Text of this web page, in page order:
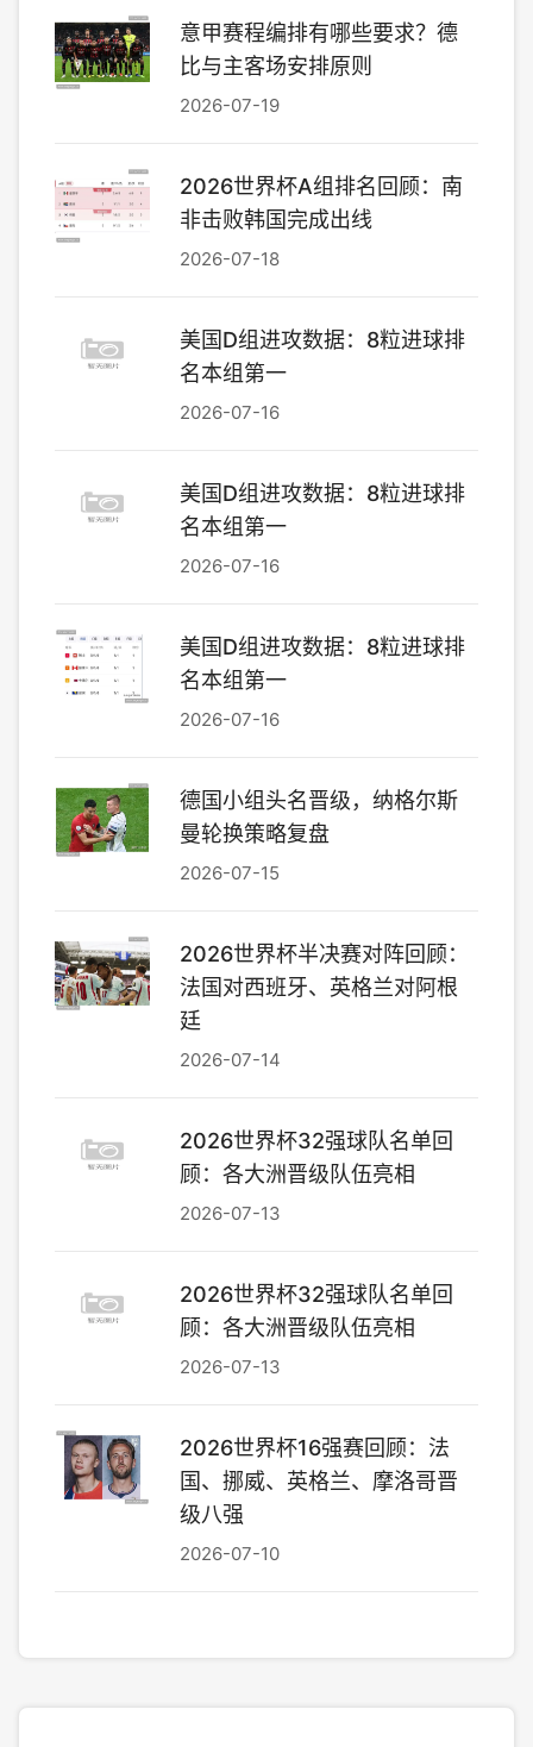
意甲赛程编排有哪些要求？德
比与主客场安排原则
2026-07-19
2026世界杯A组排名回顾：南
非击败韩国完成出线
2026-07-18
美国D组进攻数据：8粒进球排
名本组第一
2026-07-16
美国D组进攻数据：8粒进球排
名本组第一
2026-07-16
美国D组进攻数据：8粒进球排
名本组第一
2026-07-16
德国小组头名晋级，纳格尔斯
曼轮换策略复盘
2026-07-15
2026世界杯半决赛对阵回顾：
法国对西班牙、英格兰对阿根
廷
2026-07-14
2026世界杯32强球队名单回
顾：各大洲晋级队伍亮相
2026-07-13
2026世界杯32强球队名单回
顾：各大洲晋级队伍亮相
2026-07-13
2026世界杯16强赛回顾：法
国、挪威、英格兰、摩洛哥晋
级八强
2026-07-10